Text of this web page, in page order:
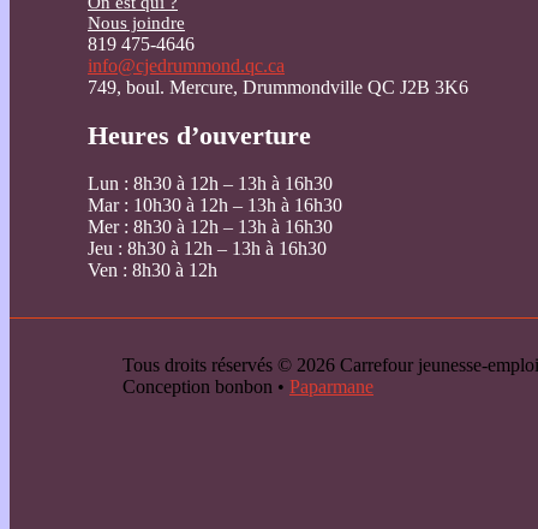
Nous joindre
819 475-4646
info@cjedrummond.qc.ca
749, boul. Mercure, Drummondville QC J2B 3K6
Heures d’ouverture
Lun : 8h30 à 12h – 13h à 16h30
Mar : 10h30 à 12h – 13h à 16h30
Mer : 8h30 à 12h – 13h à 16h30
Jeu : 8h30 à 12h – 13h à 16h30
Ven : 8h30 à 12h
Tous droits réservés © 2026 Carrefour jeunesse-
Conception bonbon • Paparmane